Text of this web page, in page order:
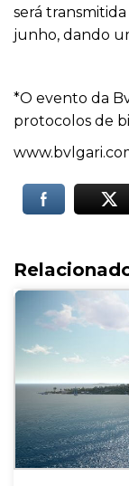
será
junho, dando
*O evento da
protocolos de